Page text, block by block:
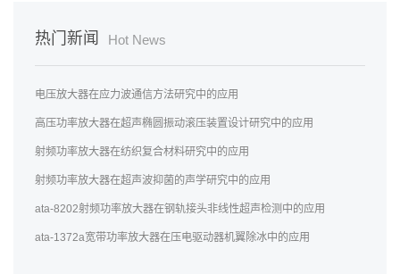
热门新闻 Hot News
电压放大器在应力波通信方法研究中的应用
高压功率放大器在超声椭圆振动滚压装置设计研究中的应用
射频功率放大器在纺织复合材料研究中的应用
射频功率放大器在超声波抑菌的声学研究中的应用
ata-8202射频功率放大器在钢轨接头非线性超声检测中的应用
ata-1372a宽带功率放大器在压电驱动器机翼除冰中的应用